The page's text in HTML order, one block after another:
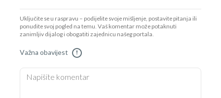
Uključite se u raspravu – podijelite svoje mišljenje, postavite pitanja ili
ponudite svoj pogled na temu. Vaš komentar može potaknuti
zanimljiv dijalog i obogatiti zajednicu našeg portala.
Važna obavijest !